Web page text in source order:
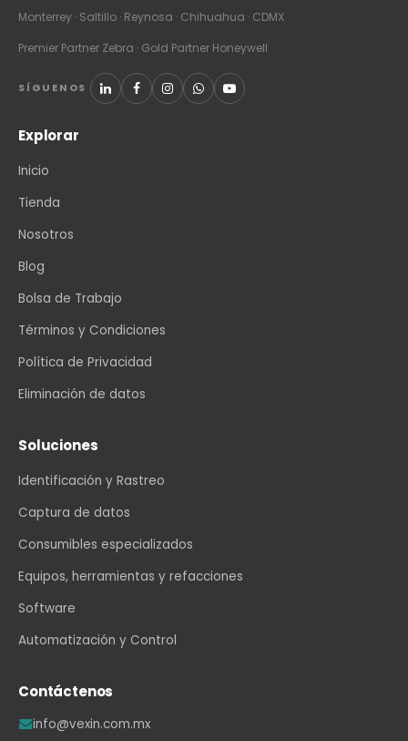
Monterrey · Saltillo · Reynosa · Chihuahua · CDMX
Premier Partner Zebra · Gold Partner Honeywell
SÍGUENOS
Explorar
Inicio
Tienda
Nosotros
Blog
Bolsa de Trabajo
Términos y Condiciones
Política de Privacidad
Eliminación de datos
Soluciones
Identificación y Rastreo
Captura de datos
Consumibles especializados
Equipos, herramientas y refacciones
Software
Automatización y Control
Contáctenos
info@vexin.com.mx